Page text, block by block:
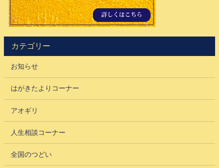
カテゴリー
お知らせ
はがきたよりコーナー
アオギリ
人生相談コーナー
全国のつどい